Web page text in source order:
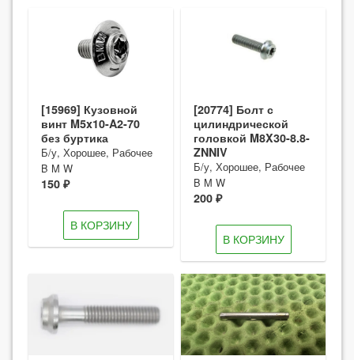
[15969] Кузовной
винт M5x10-A2-70
без буртика
Б/у, Хорошее, Рабочее
B M W
150 ₽
В КОРЗИНУ
[20774] Болт с
цилиндрической
головкой M8X30-8.8-
ZNNIV
Б/у, Хорошее, Рабочее
B M W
200 ₽
В КОРЗИНУ